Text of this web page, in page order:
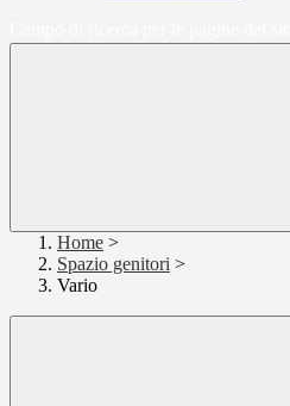
Home >
Spazio genitori >
Vario